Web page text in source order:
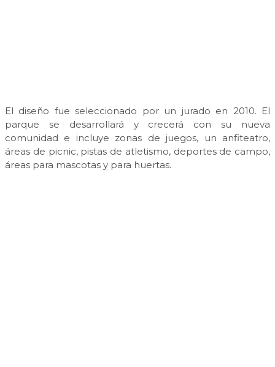
El diseño fue seleccionado por un jurado en 2010. El
parque se desarrollará y crecerá con su nueva
comunidad e incluye zonas de juegos, un anfiteatro,
áreas de picnic, pistas de atletismo, deportes de campo,
áreas para mascotas y para huertas.